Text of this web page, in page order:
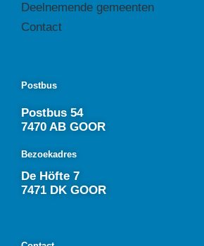
Deelnemende gemeenten
Contact
Postbus
Postbus 54
7470 AB GOOR
Bezoekadres
De Höfte 7
7471 DK GOOR